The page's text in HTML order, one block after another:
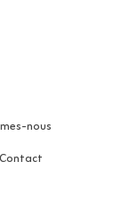
nous
Contact